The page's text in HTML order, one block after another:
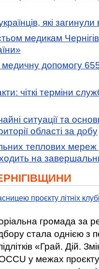
які загинули
медикам
медичну допомогу
чіткі терміни
ситуації та
області за добу
теплових мереж
на
проєкту літніх
громада за
стала однією
«Грай. Дій.
у межах